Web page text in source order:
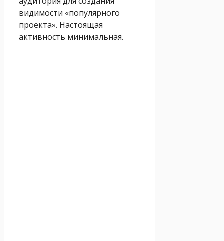
видимости «популярного
проекта». Настоящая
активность минимальная.